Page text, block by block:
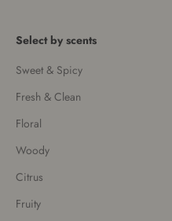
Select by scents
Sweet & Spicy
Fresh & Clean
Floral
Woody
Citrus
Fruity